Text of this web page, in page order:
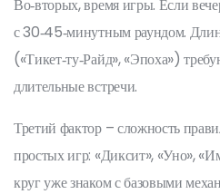
Во‑вторых, время игры. Если
с 30‑45‑минутным раундом.
(«Тикет‑ту‑Райд», «Эпоха»)
длительные встречи.
Третий фактор – сложность
простых игр: «Диксит», «Уно»,
круг уже знаком с базовыми